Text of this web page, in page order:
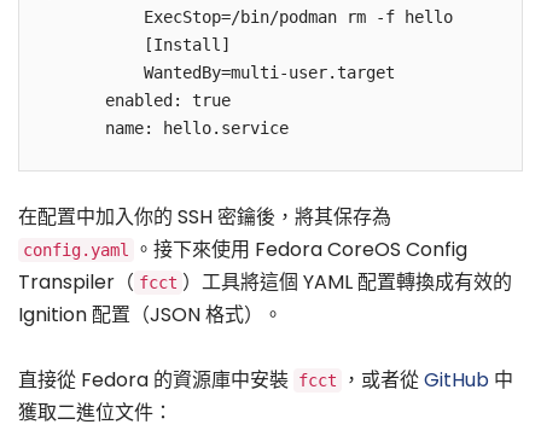
          WantedBy=multi-user.target
在配置中加入你的 SSH 密鑰後，將其保存為
config.yaml
。接下來使用 Fedora CoreOS Config
Transpiler（ fcct ）工具將這個 YAML 配置轉換成有效的
Ignition 配置（JSON 格式）。
直接從 Fedora 的資源庫中安裝 fcct ，或者從GitHub 中
獲取二進位文件：